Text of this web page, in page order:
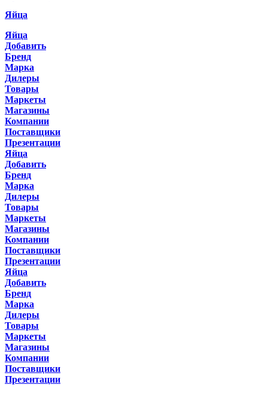
Яйца
Яйца
Добавить
Бренд
Марка
Дилеры
Товары
Маркеты
Магазины
Компании
Поставщики
Презентации
Яйца
Добавить
Бренд
Марка
Дилеры
Товары
Маркеты
Магазины
Компании
Поставщики
Презентации
Яйца
Добавить
Бренд
Марка
Дилеры
Товары
Маркеты
Магазины
Компании
Поставщики
Презентации